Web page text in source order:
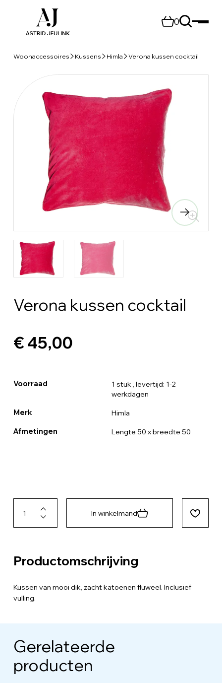
0
Woonaccessoires Kussens Himla Verona kussen cocktail
Verona kussen cocktail
€ 45,00
Voorraad 1 stuk , levertijd: 1-2
werkdagen
Merk Himla
Afmetingen Lengte 50 x breedte 50
In winkelmand
Productomschrijving
Kussen van mooi dik, zacht katoenen fluweel. Inclusief
vulling.
Gerelateerde
producten